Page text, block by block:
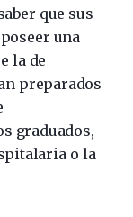
que sus
una
la de
preparados
graduados,
o la